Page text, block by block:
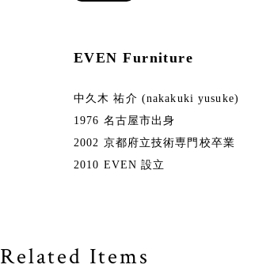
EVEN Furniture
中久木 祐介 (nakakuki yusuke)
1976 名古屋市出身
2002 京都府立技術専門校卒業
2010 EVEN 設立
Related Items